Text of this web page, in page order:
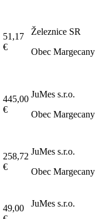
51,17
€
Železnice SR
Obec Margecany
445,00
€
JuMes s.r.o.
Obec Margecany
258,72
€
JuMes s.r.o.
Obec Margecany
49,00
JuMes s.r.o.